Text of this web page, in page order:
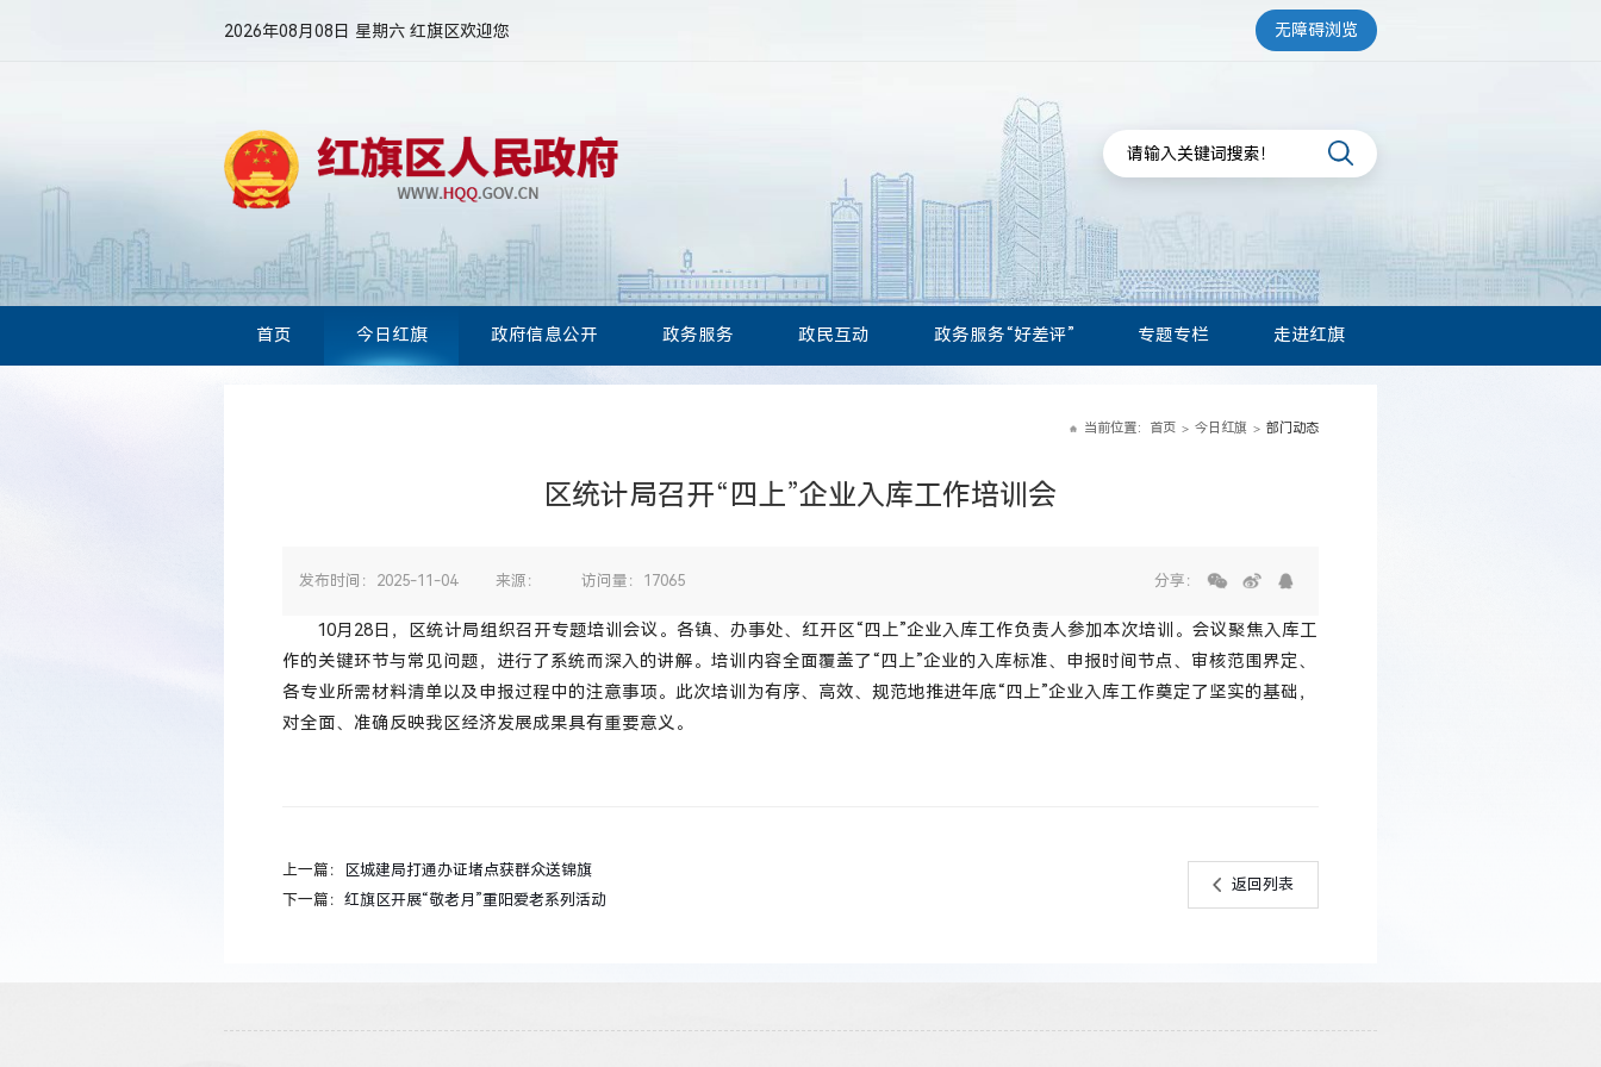
2026年08月08日 星期六 红旗区欢迎您 无障碍浏览
首页 今日红旗 政府信息公开 政务服务 政民互动 政务服务“好差评” 专题专栏 走进红旗
当前位置： 首页 > 今日红旗 > 部门动态
区统计局召开“四上”企业入库工作培训会
发布时间：2025-11-04 来源： 访问量：17065 分享：
10月28日，区统计局组织召开专题培训会议。各镇、办事处、红开区“四上”企业入库工作负责人参加本次培训。会议聚焦入库工
作的关键环节与常见问题，进行了系统而深入的讲解。培训内容全面覆盖了“四上”企业的入库标准、申报时间节点、审核范围界定、
各专业所需材料清单以及申报过程中的注意事项。此次培训为有序、高效、规范地推进年底“四上”企业入库工作奠定了坚实的基础，
对全面、准确反映我区经济发展成果具有重要意义。
上一篇：
区城建局打通办证堵点获群众送锦旗
下一篇： 红旗区开展“敬老月”重阳爱老系列活动
返回列表